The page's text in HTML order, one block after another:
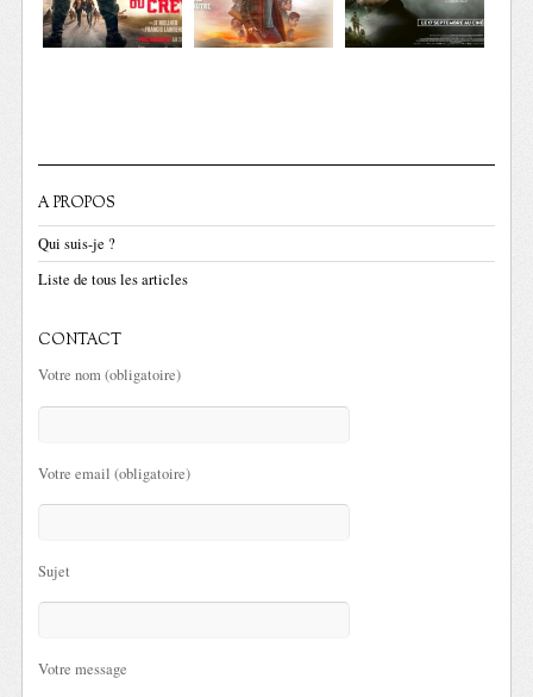
A PROPOS
Qui suis-je ?
Liste de tous les articles
CONTACT
Votre nom (obligatoire)
Votre email (obligatoire)
Sujet
Votre message